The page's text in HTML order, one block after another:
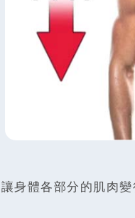
身體各部分的肌肉